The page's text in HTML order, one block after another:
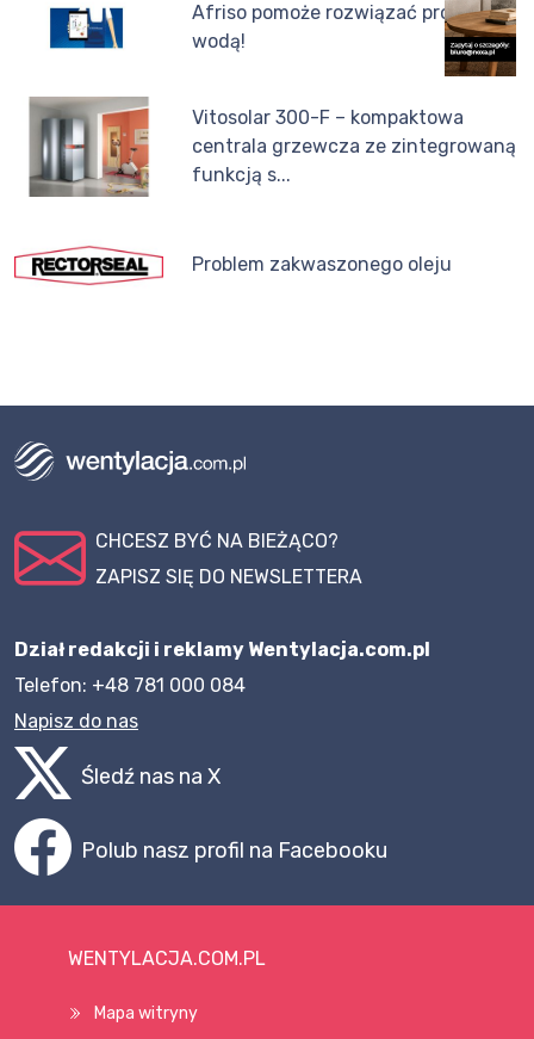
Afriso pomoże rozwiązać problem z
wodą!
Vitosolar 300-F – kompaktowa
centrala grzewcza ze zintegrowaną
funkcją s...
Problem zakwaszonego oleju
CHCESZ BYĆ NA BIEŻĄCO?
ZAPISZ SIĘ DO NEWSLETTERA
Dział redakcji i reklamy Wentylacja.com.pl
Telefon: +48 781 000 084
Napisz do nas
Śledź nas na X
Polub nasz profil na Facebooku
WENTYLACJA.COM.PL
Mapa witryny